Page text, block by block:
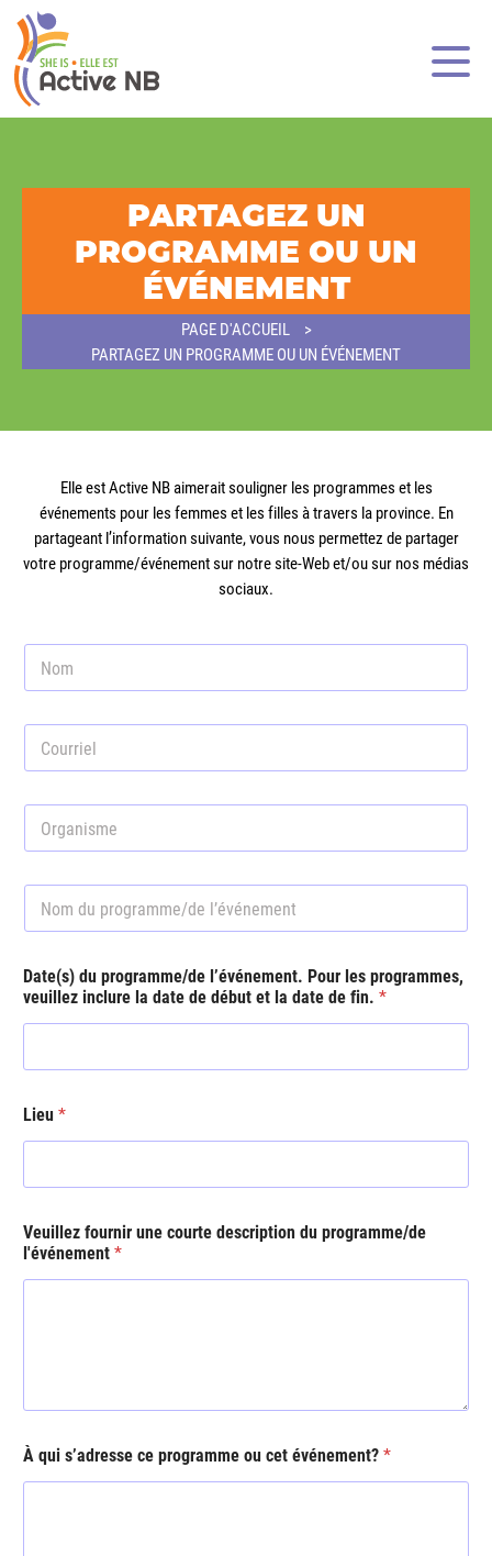
PARTAGEZ UN
PROGRAMME OU UN
ÉVÉNEMENT
PAGE D'ACCUEIL
PARTAGEZ UN PROGRAMME OU UN ÉVÉNEMENT
Elle est Active NB aimerait souligner les programmes et les
événements pour les femmes et les filles à travers la province. En
partageant l’information suivante, vous nous permettez de partager
votre programme/événement sur notre site-Web et/ou sur nos médias
sociaux.
N
m
C
u
e
l
O
g
s
e
*
N
m
u
p
r
a
m
m
/
e
l
e
t
*
Date(s) du programme/de l’événement. Pour les programmes,
veuillez inclure la date de début et la date de fin. *
Lieu*
Veuillez fournir une courte description du programme/de
l'événement*
À qui s’adresse ce programme ou cet événement?*